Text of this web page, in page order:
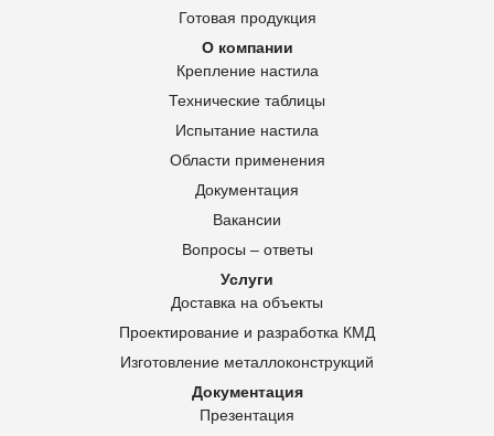
Готовая продукция
О компании
Крепление настила
Технические таблицы
Испытание настила
Области применения
Документация
Вакансии
Вопросы – ответы
Услуги
Доставка на объекты
Проектирование и разработка КМД
Изготовление металлоконструкций
Документация
Презентация